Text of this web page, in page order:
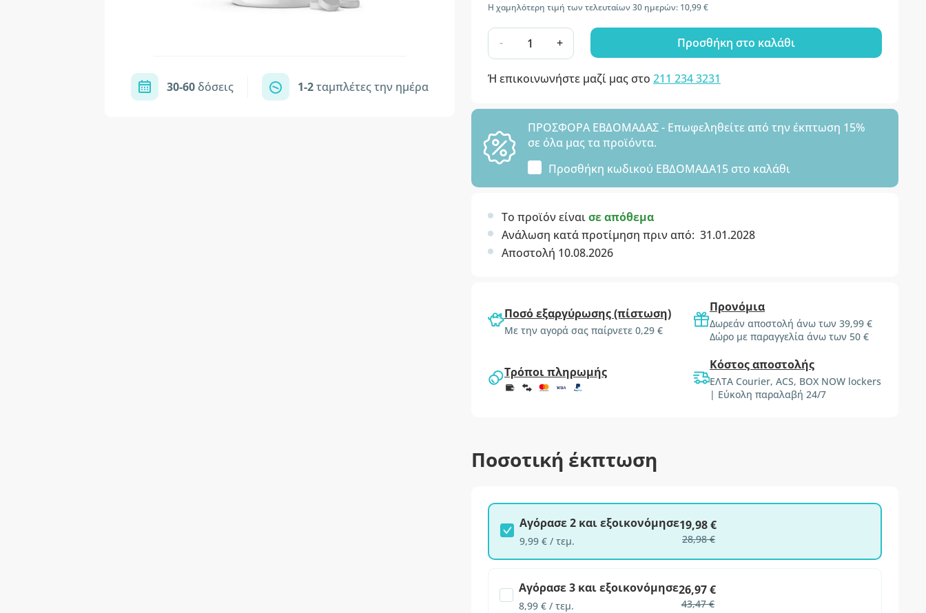
30-60 δόσεις 1-2ταμπλέτες την ημέρα
Η χαμηλότερη τιμή των τελευταίων 30 ημερών: 10,99 €
- + Προσθήκη στο καλάθι
Ή επικοινωνήστε μαζί μας στο 211 234 3231
ΠΡΟΣΦΟΡΑ ΕΒΔΟΜΑΔΑΣ - Επωφεληθείτε από την έκπτωση 15%
σε όλα μας τα προϊόντα.
Προσθήκη κωδικού ΕΒΔΟΜΑΔΑ15 στο καλάθι
Το προϊόν είναισε απόθεμα
Ανάλωση κατά προτίμηση πριν από: 31.01.2028
Αποστολή 10.08.2026
Ποσό εξαργύρωσης (πίστωση)
Με την αγορά σας παίρνετε 0,29 €
Προνόμια
Δωρεάν αποστολή άνω των 39,99 €
Δώρο με παραγγελία άνω των 50 €
Τρόποι πληρωμής Κόστος αποστολής
ΕΛΤΑ Courier, ACS, BOX NOW lockers
| Εύκολη παραλαβή 24/7
Ποσοτική έκπτωση
Αγόρασε 2 και εξοικονόμησε
9,99 € / τεμ.
19,98 €
28,98 €
Αγόρασε 3 και εξοικονόμησε
8,99 € / τεμ.
26,97 €
43,47 €